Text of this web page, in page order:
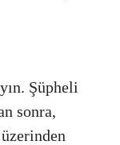
Şüpheli
sonra,